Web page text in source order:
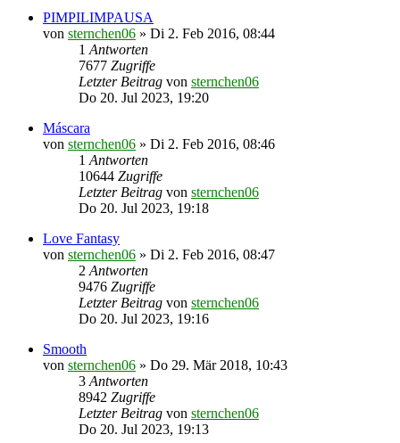
PIMPILIMPAUSA
von sternchen06 » Di 2. Feb 2016, 08:44
1 Antworten
7677 Zugriffe
Letzter Beitrag von sternchen06
Do 20. Jul 2023, 19:20
Máscara
von sternchen06 » Di 2. Feb 2016, 08:46
1 Antworten
10644 Zugriffe
Letzter Beitrag von sternchen06
Do 20. Jul 2023, 19:18
Love Fantasy
von sternchen06 » Di 2. Feb 2016, 08:47
2 Antworten
9476 Zugriffe
Letzter Beitrag von sternchen06
Do 20. Jul 2023, 19:16
Smooth
von sternchen06 » Do 29. Mär 2018, 10:43
3 Antworten
8942 Zugriffe
Letzter Beitrag von sternchen06
Do 20. Jul 2023, 19:13